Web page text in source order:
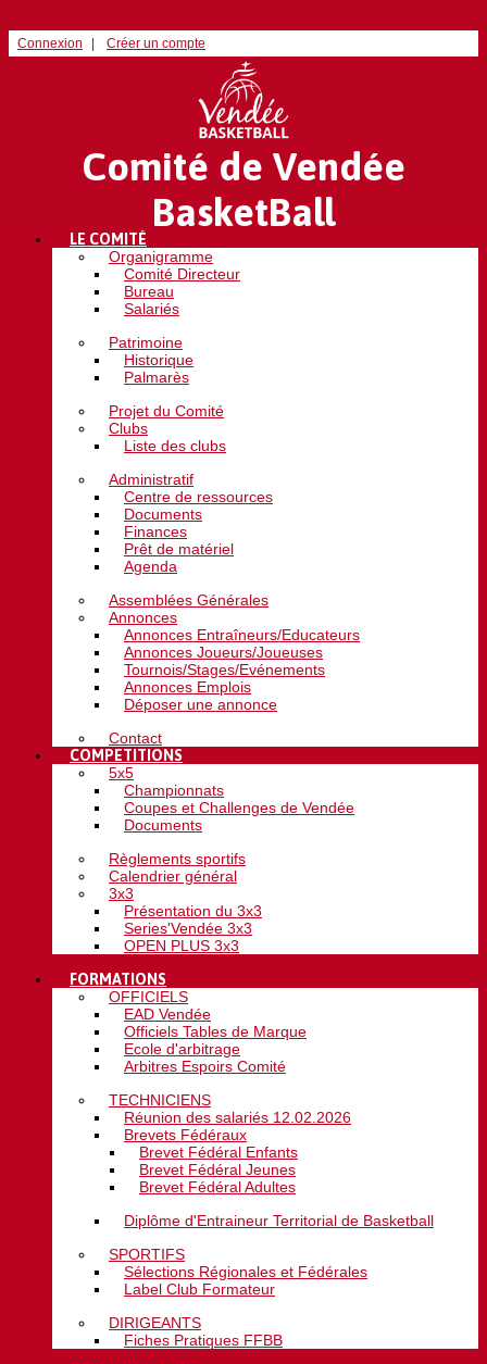
Connexion Créer un compte
Comité de Vendée
BasketBall
LE COMITÉ
Organigramme
Comité Directeur
Bureau
Salariés
Patrimoine
Historique
Palmarès
Projet du Comité
Clubs
Liste des clubs
Administratif
Centre de ressources
Documents
Finances
Prêt de matériel
Agenda
Assemblées Générales
Annonces
Annonces Entraîneurs/Educateurs
Annonces Joueurs/Joueuses
Tournois/Stages/Evénements
Annonces Emplois
Déposer une annonce
Contact
COMPETITIONS
5x5
Championnats
Coupes et Challenges de Vendée
Documents
Règlements sportifs
Calendrier général
3x3
Présentation du 3x3
Series'Vendée 3x3
OPEN PLUS 3x3
FORMATIONS
OFFICIELS
EAD Vendée
Officiels Tables de Marque
Ecole d'arbitrage
Arbitres Espoirs Comité
TECHNICIENS
Réunion des salariés 12.02.2026
Brevets Fédéraux
Brevet Fédéral Enfants
Brevet Fédéral Jeunes
Brevet Fédéral Adultes
Diplôme d'Entraineur Territorial de Basketball
SPORTIFS
Sélections Régionales et Fédérales
Label Club Formateur
DIRIGEANTS
Fiches Pratiques FFBB